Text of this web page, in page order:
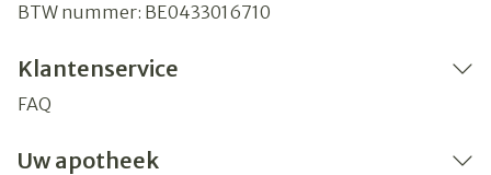
BTW nummer: BE0433016710
Klantenservice
FAQ
Uw apotheek